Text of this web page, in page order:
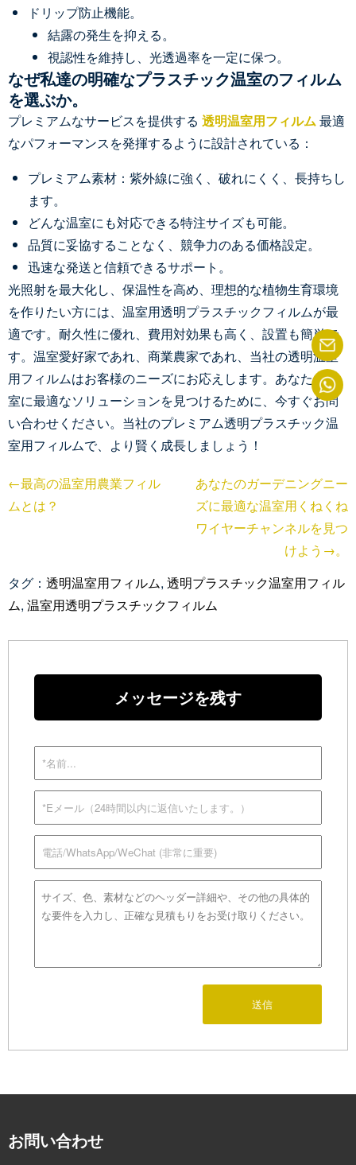
ドリップ防止機能。
結露の発生を抑える。
視認性を維持し、光透過率を一定に保つ。
なぜ私達の明確なプラスチック温室のフィルム
を選ぶか。
プレミアムなサービスを提供する 透明温室用フィルム最適
なパフォーマンスを発揮するように設計されている：
プレミアム素材：紫外線に強く、破れにくく、長持ちし
ます。
どんな温室にも対応できる特注サイズも可能。
品質に妥協することなく、競争力のある価格設定。
迅速な発送と信頼できるサポート。
光照射を最大化し、保温性を高め、理想的な植物生育環境
を作りたい方には、温室用透明プラスチックフィルムが最
適です。耐久性に優れ、費用対効果も高く、設置も簡単で
す。温室愛好家であれ、商業農家であれ、当社の透明温室
用フィルムはお客様のニーズにお応えします。あなたの温
室に最適なソリューションを見つけるために、今すぐお問
い合わせください。当社のプレミアム透明プラスチック温
室用フィルムで、より賢く成長しましょう！
←最高の温室用農業フィル
ムとは？
あなたのガーデニングニー
ズに最適な温室用くねくね
ワイヤーチャンネルを見つ
けよう→。
タグ： 透明温室用フィルム, 透明プラスチック温室用フィル
ム, 温室用透明プラスチックフィルム
メッセージを残す
送信
お問い合わせ